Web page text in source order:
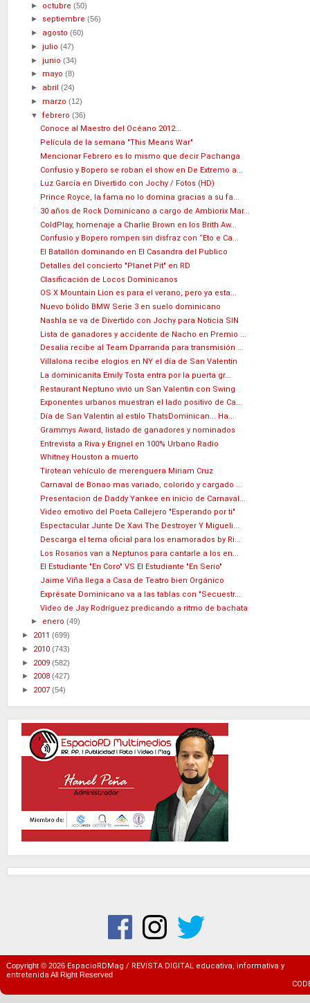
► octubre(50)
► septiembre(56)
► agosto(60)
►julio(47)
►junio(34)
► mayo(8)
► abril(24)
► marzo(12)
▼febrero(36)
Conoce al Maestro del Océano 2012...
Película de la semana "This Means War"
Mencionar Febrero es lo mismo que decir Pachanga
Confusio y Bopero se roban el show en De Extremo a...
Luz García en Divertido con Jochy / Fotos (HD)
Prince Royce, la fama no lo domina gracias a su fa...
30 años de Rock Dominicano a cargo de Ambiorix Mar...
ColdPlay, homenaje a Charlie Brown en los Brith Aw...
Confusio y Bopero rompen sin disfraz con “Eto e Ca...
El Batallón dominando en El Casandra del Publico
Detalles del concierto "Planet Pit" en RD
Clasificación de Locos Dominicanos
OS X Mountain Lion es para el verano, pero ya esta...
Nuevo bólido BMW Serie 3 en suelo dominicano
Nashla se va de Divertido con Jochy para Noticia SIN
Lista de ganadores y accidente de Nacho en Premio ...
Desalia recibe al Team Dparranda para transmisión ...
Villalona recibe elogios en NY el día de San Valentín
La dominicanita Emily Tosta entra por la puerta gr...
Restaurant Neptuno vivió un San Valentin con Swing
Exponentes urbanos muestran el lado positivo de Ca...
Día de San Valentin al estilo ThatsDominican... Ha...
Grammys Award, listado de ganadores y nominados
Entrevista a Riva y Erignel en 100% Urbano Radio
Whitney Houston a muerto
Tirotean vehículo de merenguera Miriam Cruz
Carnaval de Bonao mas variado, colorido y cargado ...
Presentacion de Daddy Yankee en inicio de Carnaval...
Video emotivo del Poeta Callejero "Esperando por ti"
Espectacular Junte De Xavi The Destroyer Y Migueli...
Descarga el tema oficial para los enamorados by Ri...
Los Rosarios van a Neptunos para cantarle a los en...
El Estudiante "En Coro" VS El Estudiante "En Serio"
Jaime Viña llega a Casa de Teatro bien Orgánico
Exprésate Dominicano va a las tablas con "Secuestr...
Video de Jay Rodríguez predicando a ritmo de bachata
► enero(49)
► 2011 (699)
► 2010 (743)
► 2009 (582)
► 2008 (427)
► 2007 (54)
Copyright © 2026 EspacioRDMag / REVISTA DIGITAL educativa, informativa y
entretenidaAll Right Reserved